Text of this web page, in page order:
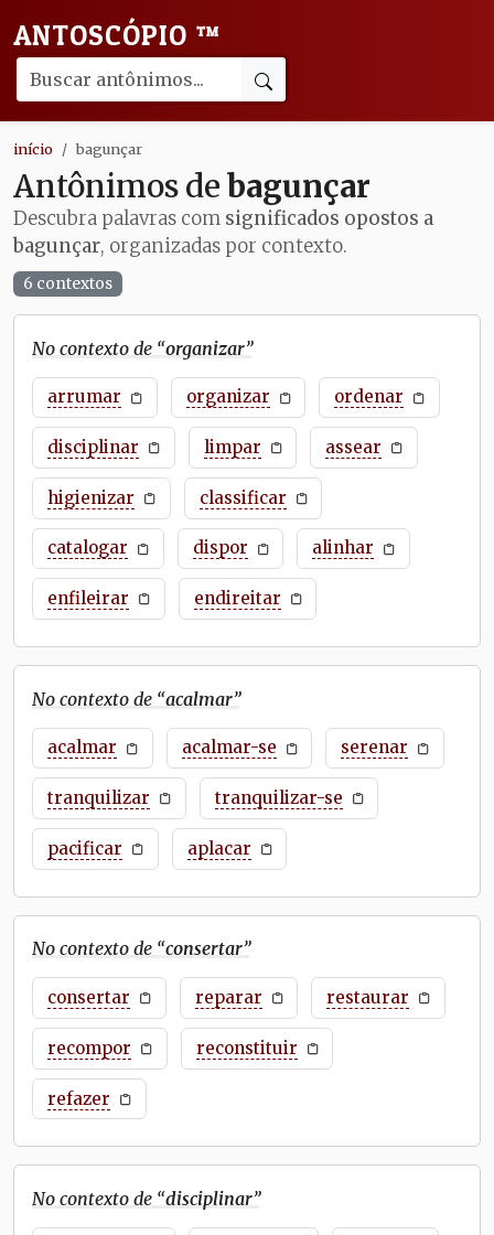
ANTOSCÓPIO ™
início bagunçar
Antônimos debagunçar
Descubra palavras com significados opostos a
bagunçar, organizadas por contexto.
6 contextos
No contexto de “organizar”
arrumar organizar ordenar
disciplinar limpar assear
higienizar classificar
catalogar dispor alinhar
enfileirar endireitar
No contexto de “acalmar”
acalmar acalmar-se serenar
tranquilizar tranquilizar-se
pacificar aplacar
No contexto de “consertar”
consertar reparar restaurar
recompor reconstituir
refazer
No contexto de “disciplinar”